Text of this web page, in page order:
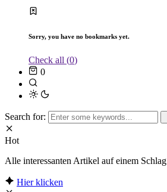
Sorry, you have no bookmarks yet.
Check all (0)
0
Search for:
Hot
Alle interessanten Artikel auf einem Schlag
Hier klicken